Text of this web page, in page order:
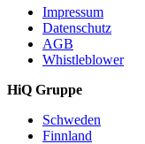
Impressum
Datenschutz
AGB
Whistleblower
HiQ Gruppe
Schweden
Finnland